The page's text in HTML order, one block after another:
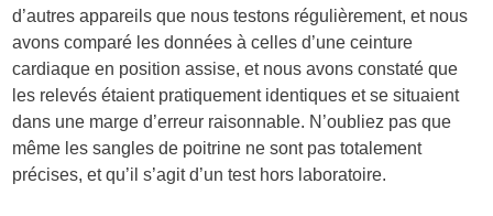
d’autres appareils que nous testons régulièrement, et nous
avons comparé les données à celles d’une ceinture
cardiaque en position assise, et nous avons constaté que
les relevés étaient pratiquement identiques et se situaient
dans une marge d’erreur raisonnable. N’oubliez pas que
même les sangles de poitrine ne sont pas totalement
précises, et qu’il s’agit d’un test hors laboratoire.